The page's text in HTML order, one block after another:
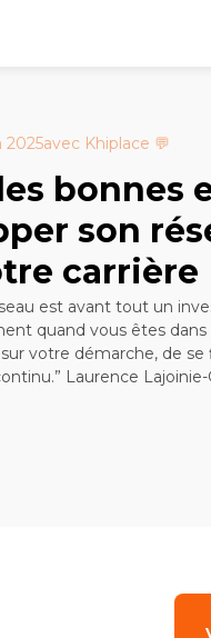
2025avec Khiplace 💬
bonnes
son
carrière
est avant tout un
quand vous êtes
votre démarche, de
Laurence